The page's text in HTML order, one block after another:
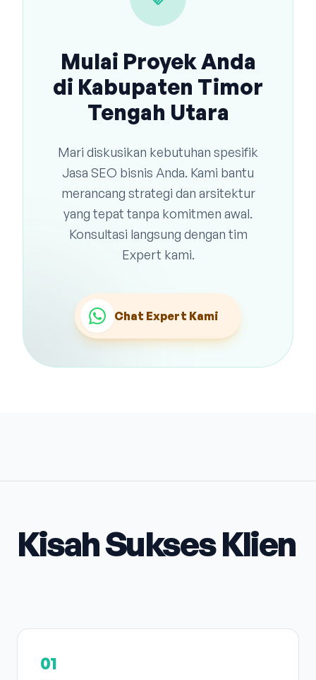
Mulai Proyek Anda
di Kabupaten Timor
Tengah Utara
Mari diskusikan kebutuhan spesifik
Jasa SEO bisnis Anda. Kami bantu
merancang strategi dan arsitektur
yang tepat tanpa komitmen awal.
Konsultasi langsung dengan tim
Expert kami.
Chat Expert Kami
Kisah Sukses Klien
01